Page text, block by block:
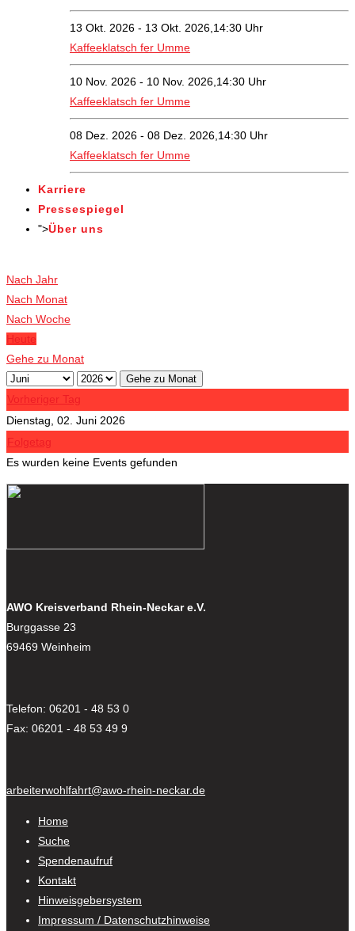
13 Okt. 2026 - 13 Okt. 2026,14:30 Uhr
Kaffeeklatsch fer Umme
10 Nov. 2026 - 10 Nov. 2026,14:30 Uhr
Kaffeeklatsch fer Umme
08 Dez. 2026 - 08 Dez. 2026,14:30 Uhr
Kaffeeklatsch fer Umme
Karriere
Pressespiegel
">Über uns
Nach Jahr
Nach Monat
Nach Woche
Heute
Gehe zu Monat
Gehe zu Monat
Vorheriger Tag
Dienstag, 02. Juni 2026
Folgetag
Es wurden keine Events gefunden
AWO Kreisverband Rhein-Neckar e.V.
Burggasse 23
69469 Weinheim
Telefon: 06201 - 48 53 0
Fax: 06201 - 48 53 49 9
arbeiterwohlfahrt@awo-rhein-neckar.de
Home
Suche
Spendenaufruf
Kontakt
Hinweisgebersystem
Impressum / Datenschutzhinweise